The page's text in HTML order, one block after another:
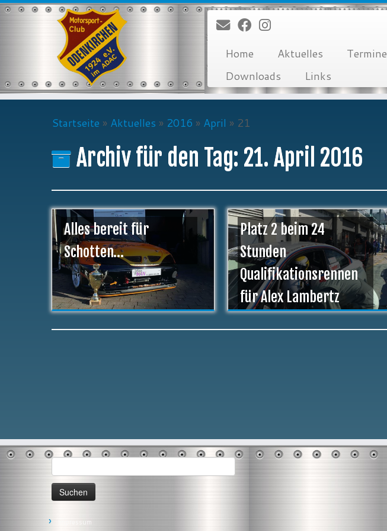
Zum
Home Aktuelles Termine
Downloads
Links
Startseite » Aktuelles » 2016 » April » 21
Archiv für den Tag: 21. April 2016
Alles bereit für
Schotten…
Platz 2 beim 24
Stunden
Qualifikationsrennen
für Alex Lambertz
Suchen
nach:
Impressum